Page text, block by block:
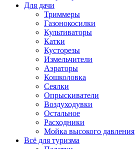
Для дачи
Триммеры
Газонокосилки
Культиваторы
Катки
Кусторезы
Измельчители
Аэраторы
Кошколовка
Сеялки
Опрыскиватели
Воздуходувки
Остальное
Расходники
Мойка высокого давления
Всё для туризма